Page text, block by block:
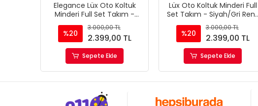
Elegance Lüx Oto Koltuk
Minderi Full Set Takım -
Siyah/Kırmızı Renk Takmatik
Pratik
%20
3.000,00 TL
2.399,00 TL
Sepete Ekle
Lüx Oto Koltuk Minderi Full
Set Takım - Siyah/Gri Renk
Takmatik Pratik
%20
3.000,00 TL
2.399,00 TL
Sepete Ekle